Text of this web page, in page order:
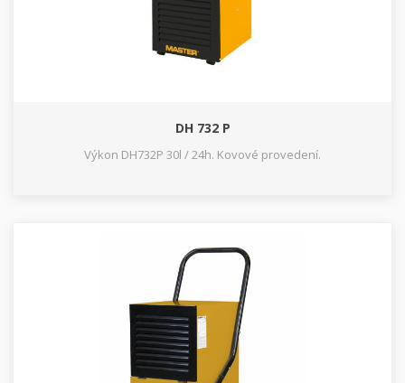
DH 732 P
Výkon DH732P 30l / 24h. Kovové provedení.